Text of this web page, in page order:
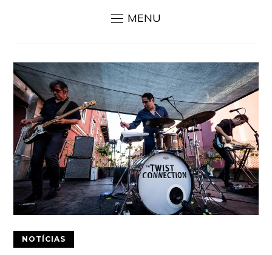
MENU
NOTÍCIAS